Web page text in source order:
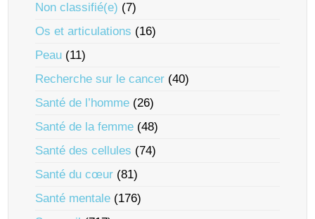
Non classifié(e) (7)
Os et articulations (16)
Peau (11)
Recherche sur le cancer (40)
Santé de l’homme (26)
Santé de la femme (48)
Santé des cellules (74)
Santé du cœur (81)
Santé mentale (176)